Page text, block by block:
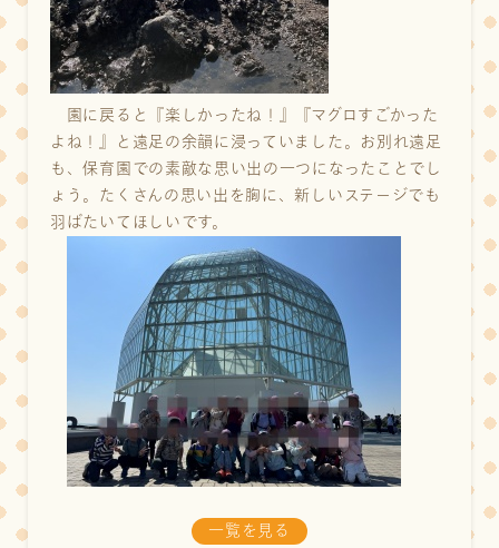
園に戻ると『楽しかったね！』『マグロすごかった
よね！』と遠足の余韻に浸っていました。お別れ遠足
も、保育園での素敵な思い出の一つになったことでし
ょう。たくさんの思い出を胸に、新しいステージでも
羽ばたいてほしいです。
一覧を見る